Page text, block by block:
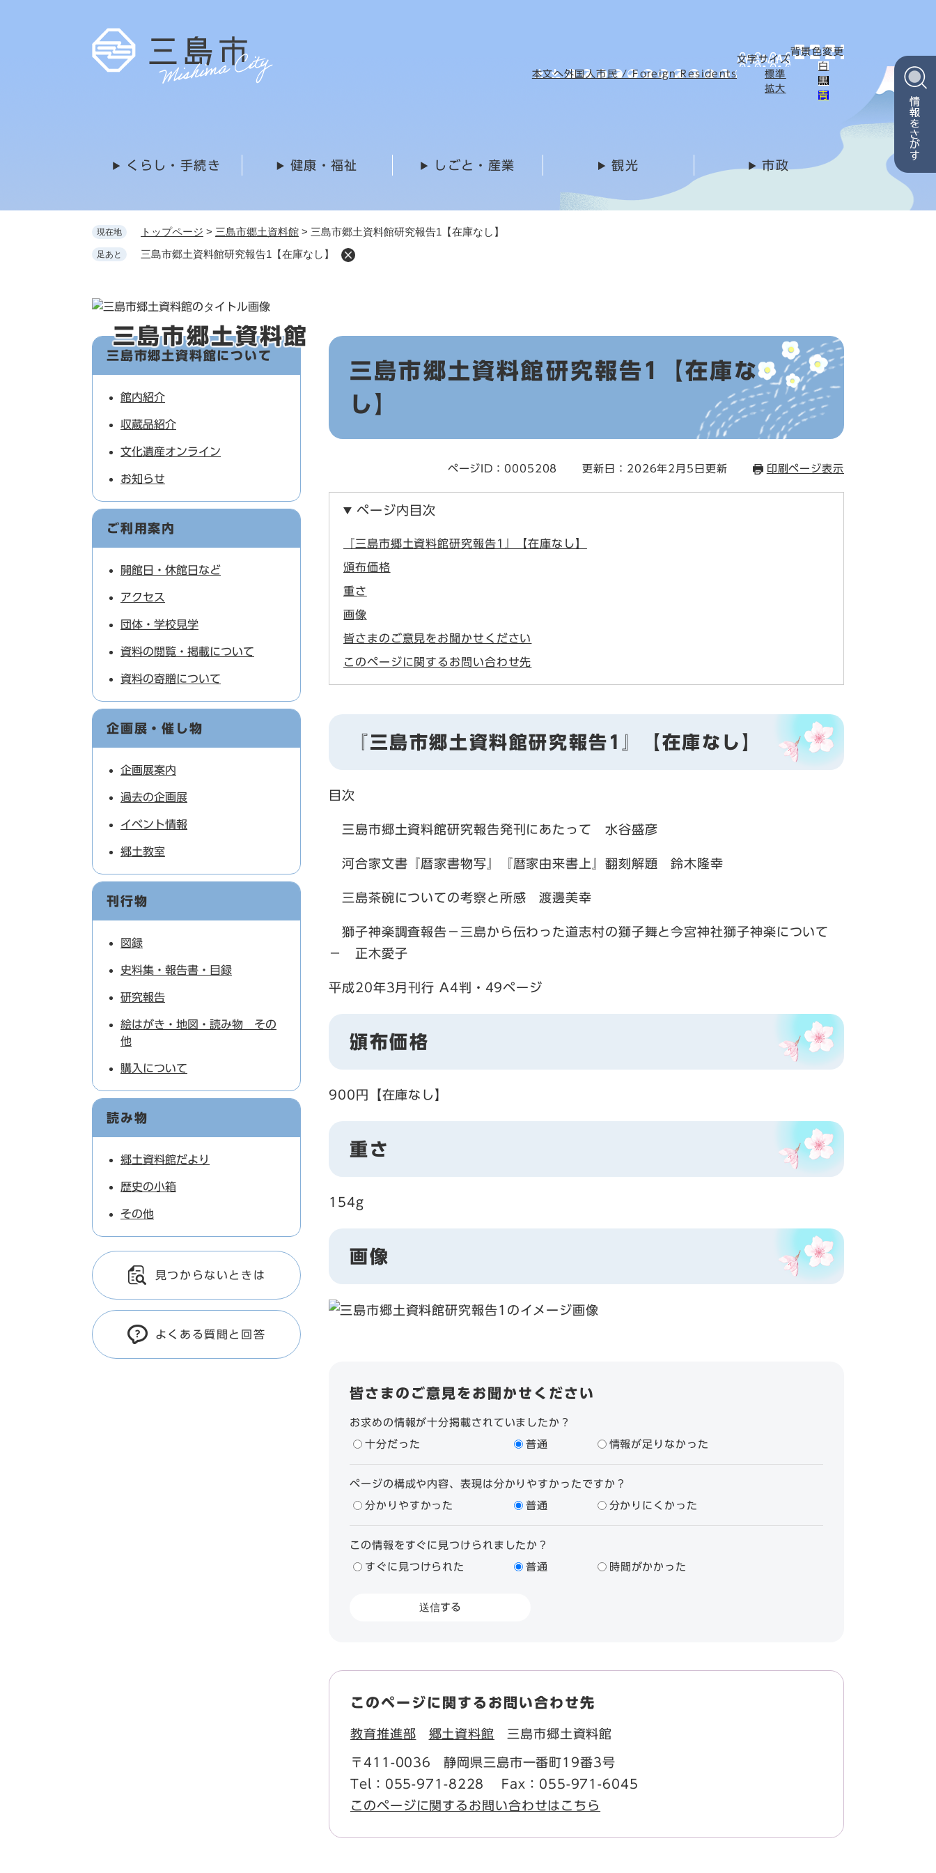
本文へ外国人市民 / Foreign Residents
文字サイズ
標準
拡大
背景色変更
白
黒
青
くらし・手続き 健康・福祉 しごと・産業 観光 市政
現在地 トップページ > 三島市郷土資料館 > 三島市郷土資料館研究報告1【在庫なし】
足あと 三島市郷土資料館研究報告1【在庫なし】
三島市郷土資料館
本
三島市郷土資料館研究報告1【在庫な
し】
ページID：0005208 更新日：2026年2月5日更新 印刷ページ表示
ページ内目次
『三島市郷土資料館研究報告1』【在庫なし】
頒布価格
重さ
画像
皆さまのご意見をお聞かせください
このページに関するお問い合わせ先
『三島市郷土資料館研究報告1』【在庫なし】
目次
三島市郷土資料館研究報告発刊にあたって 水谷盛彦
河合家文書『暦家書物写』『暦家由来書上』翻刻解題 鈴木隆幸
三島茶碗についての考察と所感 渡邊美幸
獅子神楽調査報告−三島から伝わった道志村の獅子舞と今宮神社獅子神楽について
− 正木愛子
平成20年3月刊行 A4判・49ページ
頒布価格
900円【在庫なし】
重さ
154g
画像
皆さまのご意見をお聞かせください
お求めの情報が十分掲載されていましたか？
十分だった 普通 情報が足りなかった
ページの構成や内容、表現は分かりやすかったですか？
分かりやすかった 普通 分かりにくかった
この情報をすぐに見つけられましたか？
すぐに見つけられた 普通 時間がかかった
このページに関するお問い合わせ先
教育推進部 郷土資料館 三島市郷土資料館
〒411-0036
静岡県三島市一番町19番3号
Tel：055-971-8228
Fax：055-971-6045
このページに関するお問い合わせはこちら
三島市郷土資料館について
館内紹介
収蔵品紹介
文化遺産オンライン
お知らせ
ご利用案内
開館日・休館日など
アクセス
団体・学校見学
資料の閲覧・掲載について
資料の寄贈について
企画展・催し物
企画展案内
過去の企画展
イベント情報
郷土教室
刊行物
図録
史料集・報告書・目録
研究報告
絵はがき・地図・読み物 その
他
購入について
読み物
郷土資料館だより
歴史の小箱
その他
見つからないときは
よくある質問と回答